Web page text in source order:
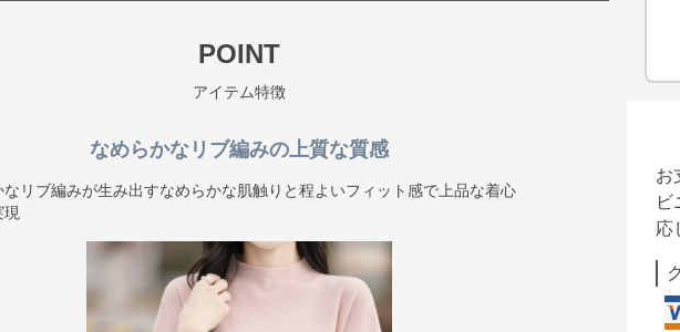
POINT
アイテム特徴
なめらかなリブ編みの上質な質感
なリブ編みが生み出すなめらかな肌触りと程よいフィット感で上品な着心
お
ビ
応